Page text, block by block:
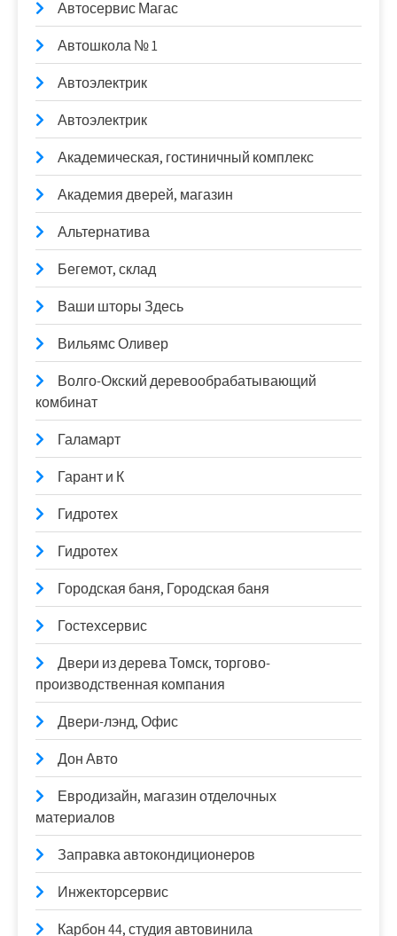
Автосервис Магас
Автошкола № 1
Автоэлектрик
Автоэлектрик
Академическая, гостиничный комплекс
Академия дверей, магазин
Альтернатива
Бегемот, склад
Ваши шторы Здесь
Вильямс Оливер
Волго-Окский деревообрабатывающий
комбинат
Галамарт
Гарант и К
Гидротех
Гидротех
Городская баня, Городская баня
Гостехсервис
Двери из дерева Томск, торгово-
производственная компания
Двери-лэнд, Офис
Дон Авто
Евродизайн, магазин отделочных
материалов
Заправка автокондиционеров
Инжекторсервис
Карбон 44, студия автовинила